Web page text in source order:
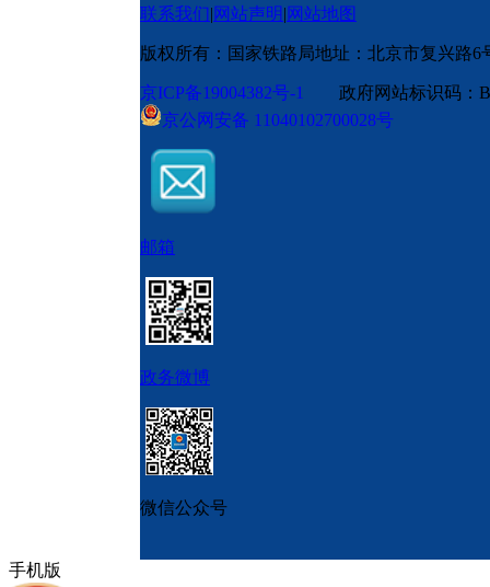
联系我们 网站声明 网站地图
版权所有：国家铁路局地址：北京市复兴路6
京ICP备19004382号-1 政府网站标识码
京公网安备 11040102700028号
邮箱
政务微博
微信公众号
手机版